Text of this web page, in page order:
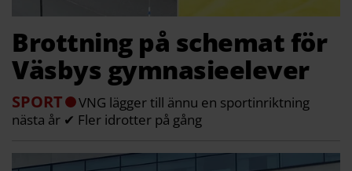
Brottning på schemat för
Väsbys gymnasieelever
SPORT
VNG lägger till ännu en sportinriktning
nästa år ✔ Fler idrotter på gång